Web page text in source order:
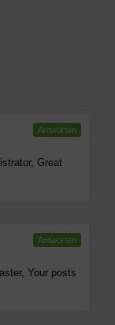
Great
Antworten
Your posts
Antworten